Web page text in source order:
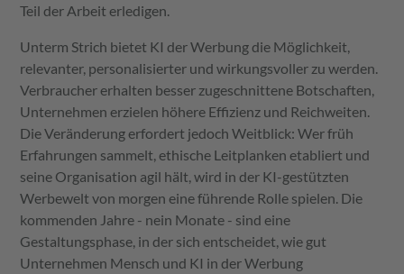
Teil der Arbeit erledigen.
Unterm Strich bietet KI der Werbung die Möglichkeit,
relevanter, personalisierter und wirkungsvoller zu werden.
Verbraucher erhalten besser zugeschnittene Botschaften,
Unternehmen erzielen höhere Effizienz und Reichweiten.
Die Veränderung erfordert jedoch Weitblick: Wer früh
Erfahrungen sammelt, ethische Leitplanken etabliert und
seine Organisation agil hält, wird in der KI-gestützten
Werbewelt von morgen eine führende Rolle spielen. Die
kommenden Jahre - nein Monate - sind eine
Gestaltungsphase, in der sich entscheidet, wie gut
Unternehmen Mensch und KI in der Werbung